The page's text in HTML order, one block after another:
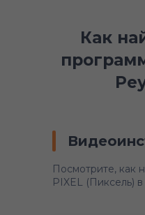
Как
Посмотрите, как
PIXEL (Пиксель)